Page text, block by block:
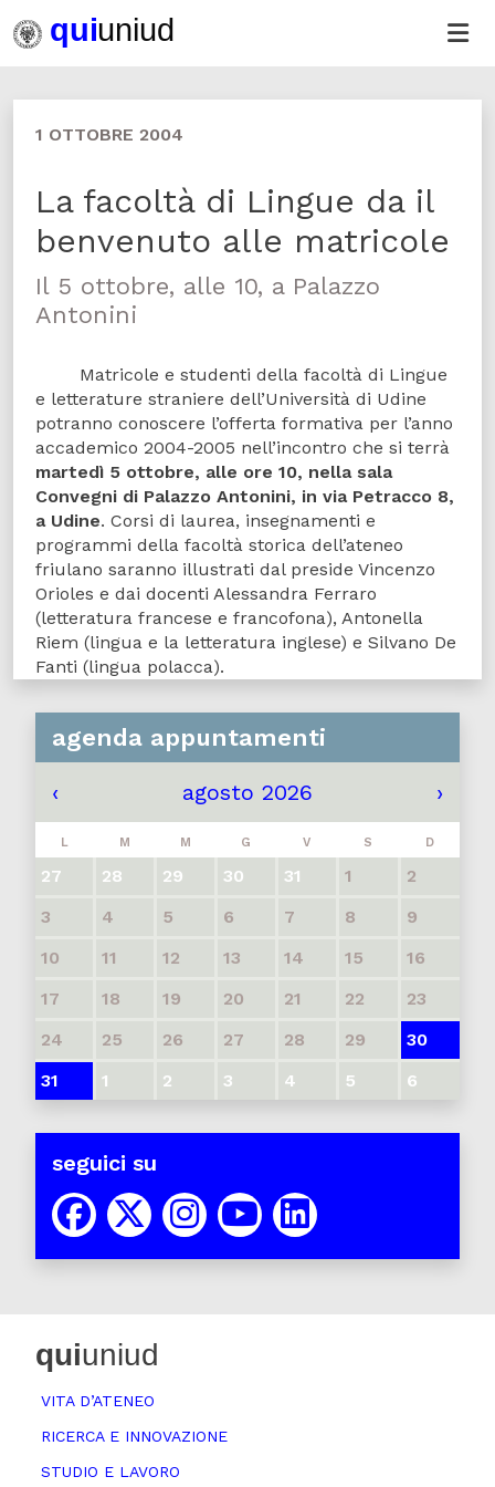
1 OTTOBRE 2004
La facoltà di Lingue da il
benvenuto alle matricole
Il 5 ottobre, alle 10, a Palazzo
Antonini
Matricole e studenti della facoltà di Lingue
e letterature straniere dell’Università di Udine
potranno conoscere l’offerta formativa per l’anno
accademico 2004-2005 nell’incontro che si terrà
martedì 5 ottobre, alle ore 10, nella sala
Convegni di Palazzo Antonini, in via Petracco 8,
aUdine. Corsi di laurea, insegnamenti e
programmi della facoltà storica dell’ateneo
friulano saranno illustrati dal preside Vincenzo
Orioles e dai docenti Alessandra Ferraro
(letteratura francese e francofona), Antonella
Riem (lingua e la letteratura inglese) e Silvano De
Fanti (lingua polacca).
agenda appuntamenti
‹ agosto 2026 ›
L M M G V S D
27 28 29 30 31 1
2
3
4 5 6 7 8
9
10
11 12 13 14 15
16
17
18 19 20 21 22
23
24
25 26 27 28 29
30
31
1 2 3 4 5 6
seguici su
quiuniud
VITA D’ATENEO
RICERCA E INNOVAZIONE
STUDIO E LAVORO